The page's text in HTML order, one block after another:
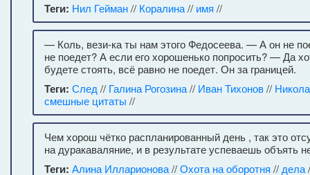
Теги: Нил Гейман// Коралина// имя //
— Коль, вези-­ка ты нам этого Федосеева. — А он не
не поедет? А если его хорошенько попросить? — Да
будете стоять, всё равно не поедет. Он за границей.
Теги: След // Галина Рогозина// Иван Тихонов//
смешные цитаты //
Чем хорош чётко распланированный день , так это
на дуракаваляние, и в результате успеваешь объять
Теги: Алина Илларионова//Охота на оборотня // дела